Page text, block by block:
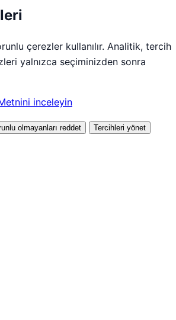
çerezler kullanılır. Analitik, tercih
yalnızca seçiminizden sonra
inceleyin
olmayanları reddet Tercihleri yönet